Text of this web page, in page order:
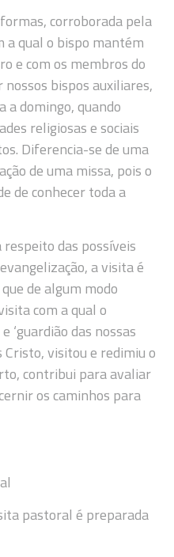
corroborada pela
a qual o bispo mantém
e com os membros do
nossos bispos auxiliares,
a domingo, quando
religiosas e sociais
Diferencia-se de uma
de uma missa, pois o
de conhecer toda a
respeito das possíveis
a visita é
de algum modo
com a qual o
‘guardião das nossas
Cristo, visitou e redimiu o
contribui para avaliar
os caminhos para
pastoral é preparada